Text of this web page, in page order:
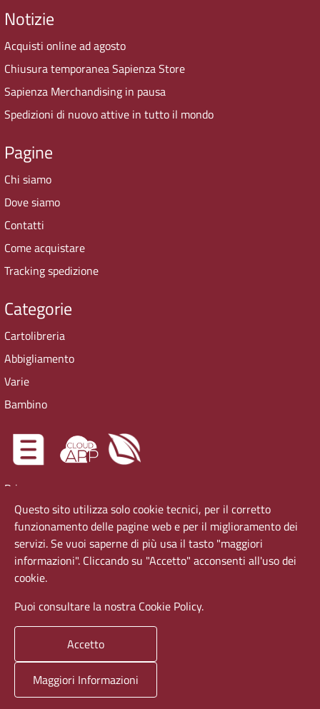
Notizie
Acquisti online ad agosto
Chiusura temporanea Sapienza Store
Sapienza Merchandising in pausa
Spedizioni di nuovo attive in tutto il mondo
Pagine
Chi siamo
Dove siamo
Contatti
Come acquistare
Tracking spedizione
Categorie
Cartolibreria
Abbigliamento
Varie
Bambino
Privacy
Accessibilità
Cookie Policy
Virtual tour
Piazzale Aldo Moro 5, 00185 Roma T (+39) 06 49911 Codice
fiscale 80209930587 / Partita IVA: 02133771002
Questo sito utilizza solo cookie tecnici, per il corretto
funzionamento delle pagine web e per il miglioramento dei
servizi. Se vuoi saperne di più usa il tasto "maggiori
informazioni". Cliccando su "Accetto" acconsenti all'uso dei
cookie.
Puoi consultare la nostra Cookie Policy.
Accetto
Maggiori Informazioni